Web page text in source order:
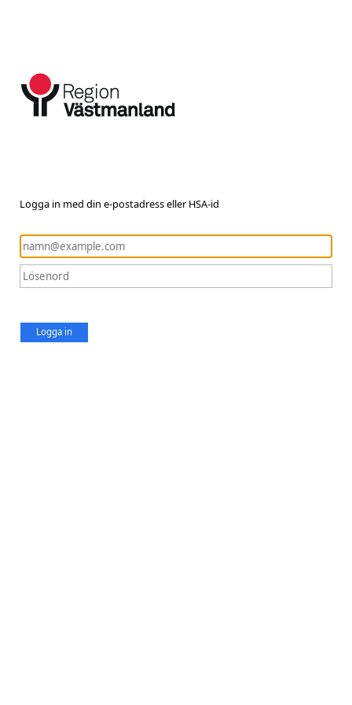
Logga in med din e-postadress eller HSA-id
Logga in